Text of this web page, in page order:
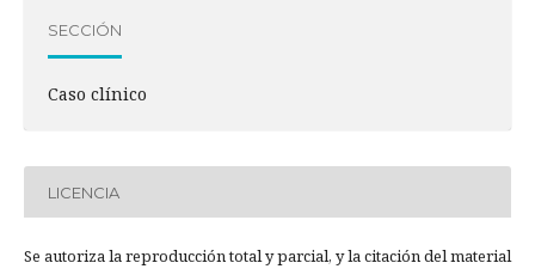
SECCIÓN
Caso clínico
LICENCIA
Se autoriza la reproducción total y parcial, y la citación del material